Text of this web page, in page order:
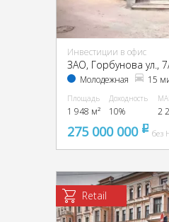
Инвестиции в офис
ЗАО, Горбунова ул.,
Молодежная 15
Площадь
1 948 м²
Доходность
10% 2
275 000 000 pуб
без
Retail